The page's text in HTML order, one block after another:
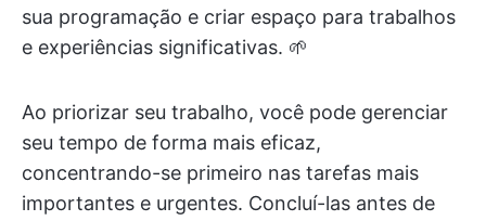
sua programação e criar espaço para trabalhos
e experiências significativas. 🌱
Ao priorizar seu trabalho, você pode gerenciar
seu tempo de forma mais eficaz,
concentrando-se primeiro nas tarefas mais
importantes e urgentes. Concluí-las antes de